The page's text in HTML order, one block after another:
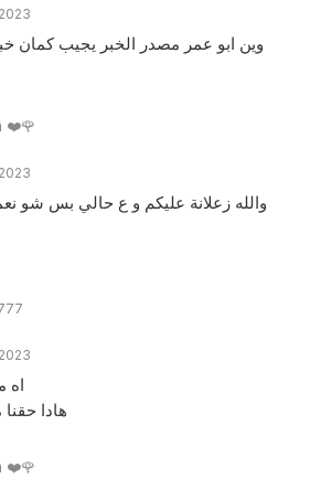
وين ابو عمر مصدر الخبر يجيب كمان
❤️🌹
والله زعلانة عليكم و ع حالي بس شو
اه
هادا
❤️🌹